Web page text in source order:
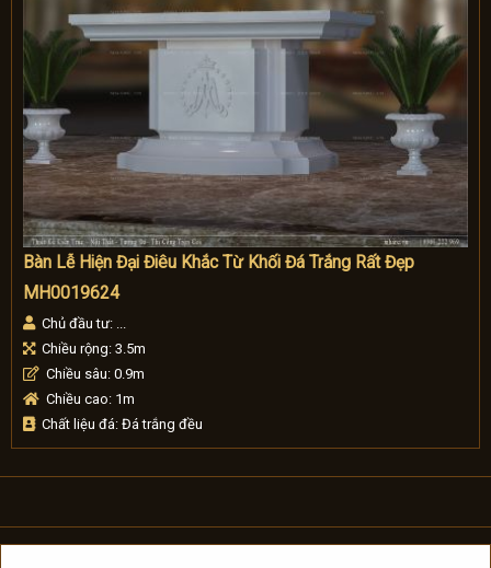
Bàn Lễ Hiện Đại Điêu Khắc Từ Khối Đá Trắng Rất Đẹp
MH0019624
Chủ đầu tư: ...
Chiều rộng: 3.5m
Chiều sâu: 0.9m
Chiều cao: 1m
Chất liệu đá: Đá trắng đều